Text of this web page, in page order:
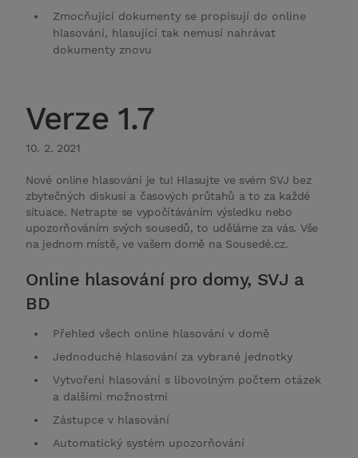
Zmocňující dokumenty se propisují do online
hlasování, hlasující tak nemusí nahrávat
dokumenty znovu
Verze 1.7
10. 2. 2021
Nové online hlasování je tu! Hlasujte ve svém SVJ bez
zbytečných diskusí a časových průtahů a to za každé
situace. Netrapte se vypočítáváním výsledku nebo
upozorňováním svých sousedů, to uděláme za vás. Vše
na jednom místě, ve vašem domě na Sousedé.cz.
Online hlasování pro domy, SVJ a
BD
Přehled všech online hlasování v domě
Jednoduché hlasování za vybrané jednotky
Vytvoření hlasování s libovolným počtem otázek
a dalšími možnostmi
Zástupce v hlasování
Automatický systém upozorňování